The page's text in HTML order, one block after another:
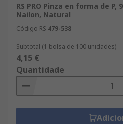
RS PRO Pinza en forma de P,
Nailon, Natural
Código RS 479-538
Subtotal (1 bolsa de 100 unidades)
4,15 €
Quantidade